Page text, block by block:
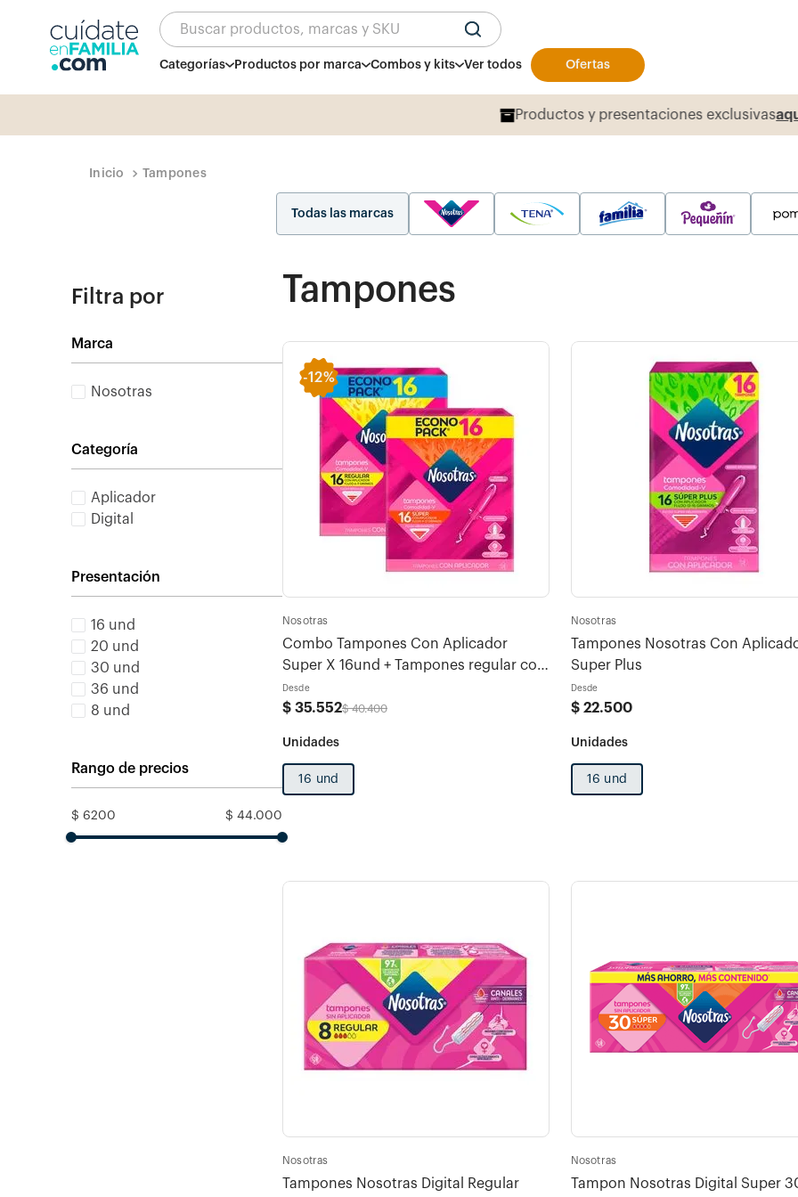
Buscar productos, marcas y SKU
Categorías Productos por marca Combos y kits Ver todos Ofertas
Productos y presentaciones exclusivas
Tampones
Todas las marcas
Filtra por
Marca
Nosotras
Categoría
Aplicador
Digital
Presentación
16 und
20 und
30 und
36 und
8 und
Rango de precios
$ 6200 $ 44.000
Tampones
-12%
Nosotras
Combo Tampones Con Aplicador
Super X 16und + Tampones regular con
aplicador x 16
Desde
$ 35.552$ 40.400
16 und
Nosotras
Tampones Nosotras Con
Super Plus
Desde
$ 22.500
16 und
Nosotras
Tampones Nosotras Digital Regular
Nosotras
Tampon Nosotras Digital Super